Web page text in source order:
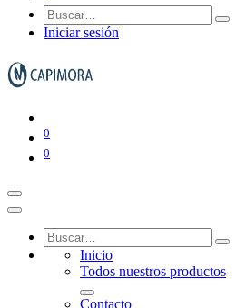
Iniciar sesión
0
0
Inicio
Todos nuestros productos
Contacto